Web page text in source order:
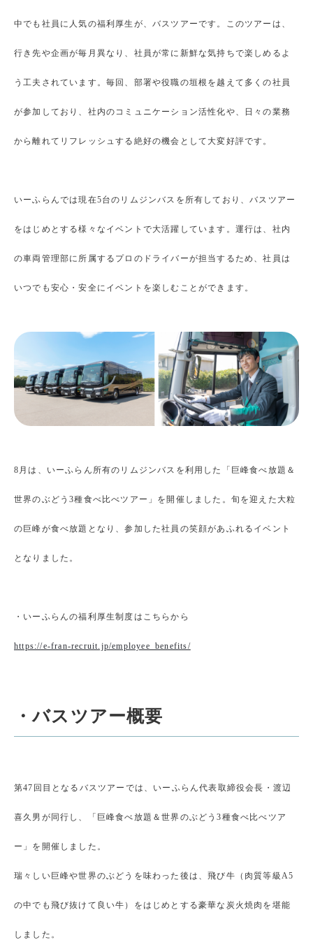
中でも社員に人気の福利厚生が、バスツアーです。このツアーは、
行き先や企画が毎月異なり、社員が常に新鮮な気持ちで楽しめるよ
う工夫されています。毎回、部署や役職の垣根を越えて多くの社員
が参加しており、社内のコミュニケーション活性化や、日々の業務
から離れてリフレッシュする絶好の機会として大変好評です。
いーふらんでは現在5台のリムジンバスを所有しており、バスツアー
をはじめとする様々なイベントで大活躍しています。運行は、社内
の車両管理部に所属するプロのドライバーが担当するため、社員は
いつでも安心・安全にイベントを楽しむことができます。
8月は、いーふらん所有のリムジンバスを利用した「巨峰食べ放題＆
世界のぶどう3種食べ比べツアー」を開催しました。旬を迎えた大粒
の巨峰が食べ放題となり、参加した社員の笑顔があふれるイベント
となりました。
・いーふらんの福利厚生制度はこちらから
https://e-fran-recruit.jp/employee_benefits/
・バスツアー概要
第47回目となるバスツアーでは、いーふらん代表取締役会長・渡辺
喜久男が同行し、「巨峰食べ放題＆世界のぶどう3種食べ比べツア
ー」を開催しました。
瑞々しい巨峰や世界のぶどうを味わった後は、飛び牛（肉質等級A5
の中でも飛び抜けて良い牛）をはじめとする豪華な炭火焼肉を堪能
しました。